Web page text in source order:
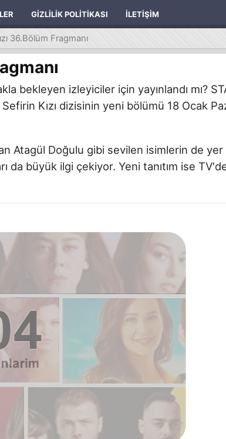
GIZLILIK POLITIKASI İLETIŞIM
36.Bölüm Fragmanı
bekleyen izleyiciler için yayınlandı mı?
Kızı dizisinin yeni bölümü 18 Ocak
Atagül Doğulu gibi sevilen isimlerin de yer
da büyük ilgi çekiyor. Yeni tanıtım ise